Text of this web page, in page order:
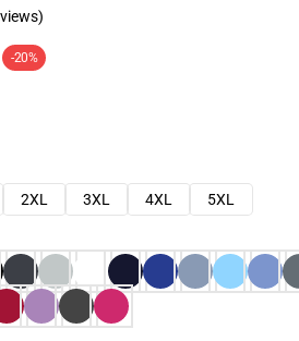
-20%
2XL 3XL 4XL
5XL